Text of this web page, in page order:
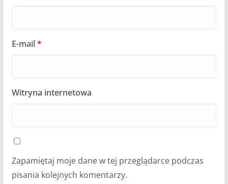
E-mail*
Witryna internetowa
Zapamiętaj moje dane w tej przeglądarce podczas
pisania kolejnych komentarzy.